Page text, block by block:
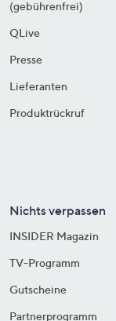
(gebührenfrei)
QLive
Presse
Lieferanten
Produktrückruf
Nichts verpassen
INSIDER Magazin
TV-Programm
Gutscheine
Partnerprogramm